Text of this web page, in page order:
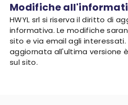
Modifiche
HWYL srl si riserva il diritto di
informativa. Le modifiche
sito e via email agli interessati.
aggiornata all'ultima versione
sul sito.